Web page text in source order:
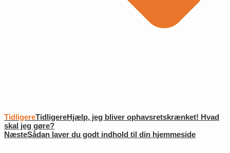
TidligereTidligereHjælp, jeg bliver ophavsretskrænket! Hvad
skal jeg gøre?
NæsteSådan laver du godt indhold til din hjemmeside